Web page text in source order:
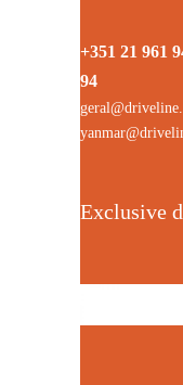
+351 21 961
94
Exclusive